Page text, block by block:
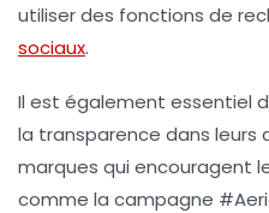
utiliser des fonctions de
sociaux.
Il est également essentiel
la transparence dans leurs
marques qui encouragent
comme la campagne